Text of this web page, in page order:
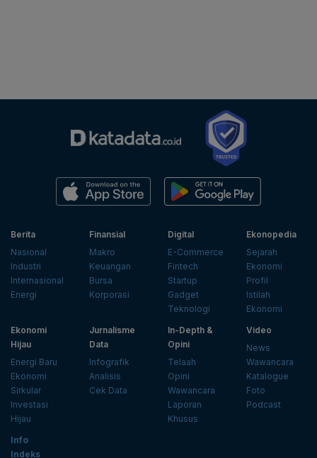
Berita
Nasional
Industri
Internasional
Energi
Finansial
Makro
Keuangan
Bursa
Korporasi
Digital
E-Commerce
Fintech
Startup
Gadget
Teknologi
Ekonopedia
Sejarah
Ekonomi
Profil
Istilah
Ekonomi
Ekonomi
Hijau
Energi Baru
Ekonomi
Sirkular
Investasi
Hijau
Jurnalisme
Data
Infografik
Analisis
Cek Data
In-Depth &
Opini
Telaah
Opini
Wawancara
Laporan
Khusus
Video
News
Wawancara
Katalogue
Foto
Podcast
Info
Indeks